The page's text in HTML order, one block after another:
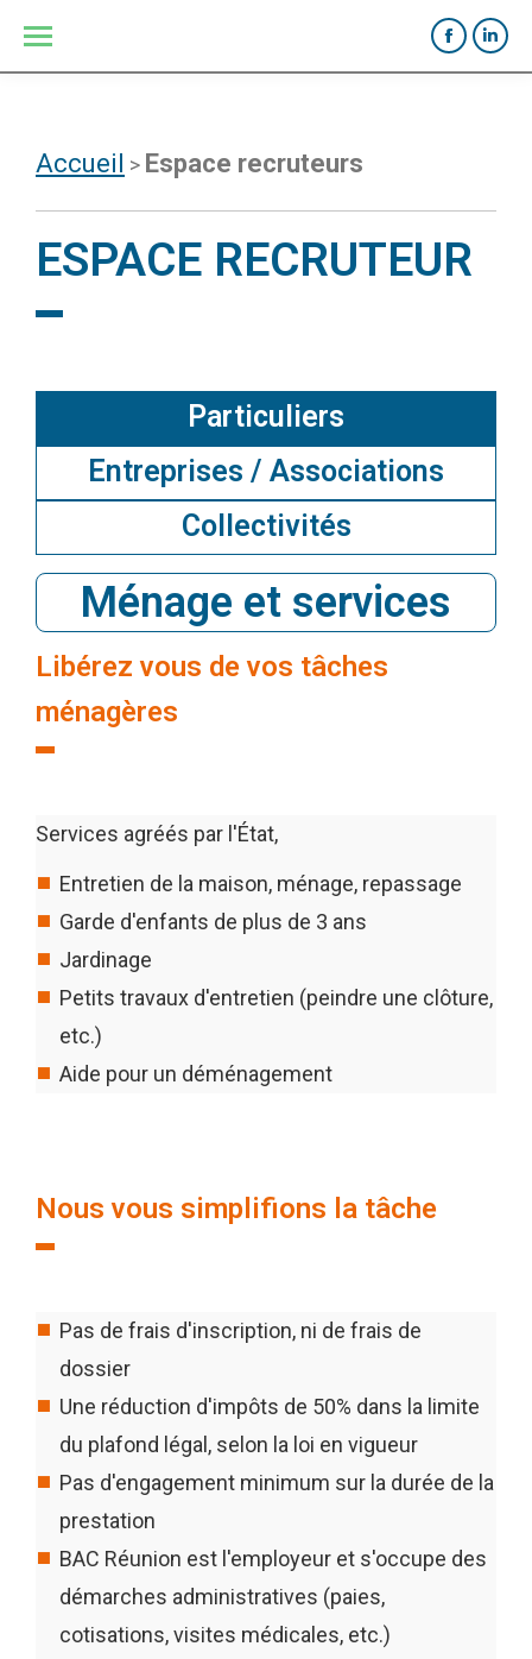
Vous êtes ici :
Accueil > Espace recruteurs
ESPACE RECRUTEUR
Particuliers
Entreprises / Associations
Collectivités
Ménage et services
Libérez vous de vos tâches
ménagères
Services agréés par l'État,
Entretien de la maison, ménage, repassage
Garde d'enfants de plus de 3 ans
Jardinage
Petits travaux d'entretien (peindre une clôture,
etc.)
Aide pour un déménagement
Nous vous simplifions la tâche
Pas de frais d'inscription, ni de frais de
dossier
Une réduction d'impôts de 50% dans la limite
du plafond légal, selon la loi en vigueur
Pas d'engagement minimum sur la durée de la
prestation
BAC Réunion est l'employeur et s'occupe des
démarches administratives (paies,
cotisations, visites médicales, etc.)